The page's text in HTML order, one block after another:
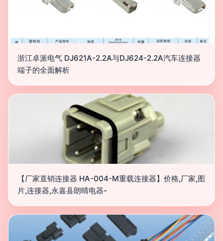
浙江卓派电气 DJ621A-2.2A与DJ624-2.2A汽车连接器
端子的全面解析
【厂家直销连接器 HA-004-M重载连接器】价格,厂家,图
片,连接器,永嘉县朗晴电器-